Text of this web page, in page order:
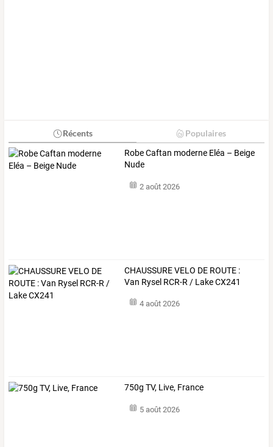
Récents Populaires
Robe Caftan moderne Eléa – Beige
Nude
2 août 2026
CHAUSSURE VELO DE ROUTE :
Van Rysel RCR-R / Lake CX241
4 août 2026
750g TV, Live, France
5 août 2026